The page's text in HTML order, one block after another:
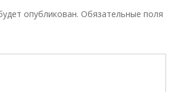
опубликован. Обязательные поля